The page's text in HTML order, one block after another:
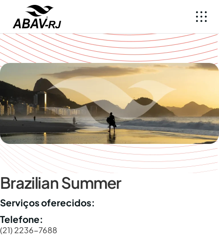
Brazilian Summer
Serviços oferecidos:
Telefone:
(21) 2236-7688